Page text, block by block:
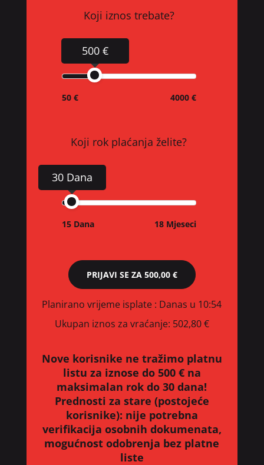
Koji iznos trebate?
500 €
50 € 4000 €
Koji rok plaćanja želite?
30 Dana
15 Dana 18 Mjeseci
PRIJAVI SE ZA 500,00 €
Planirano vrijeme isplate : Danas u 10:54
Ukupan iznos za vraćanje: 502,80 €
Nove korisnike ne tražimo platnu
listu za iznose do 500 € na
maksimalan rok do 30 dana!
Prednosti za stare (postojeće
korisnike): nije potrebna
verifikacija osobnih dokumenata,
mogućnost odobrenja bez platne
liste